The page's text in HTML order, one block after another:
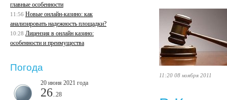
11:20 08 ноября 2011
главные особенности
11:56 Новые онлайн-казино: как
анализировать надежность площадки?
10:28 Лицензия в онлайн казино:
особенности и преимущества
Погода
20 июня 2021 года
26 ..28